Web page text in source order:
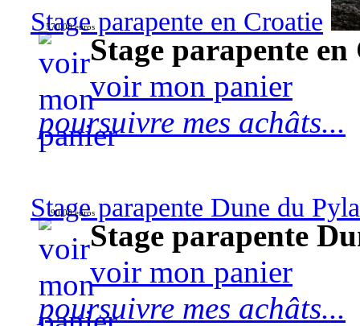
Stage parapente en Croatie
570,00 euros
Stage parapente
voir mon panier
poursuivre mes achâts...
Stage parapente Dune du
90,00 euros
Stage parapente
voir mon panier
poursuivre mes achâts...